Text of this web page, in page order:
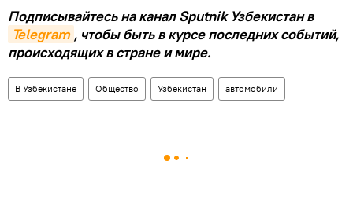
Подписывайтесь на канал Sputnik Узбекистан в
Telegram , чтобы быть в курсе последних событий,
происходящих в стране и мире.
В Узбекистане Общество Узбекистан автомобили